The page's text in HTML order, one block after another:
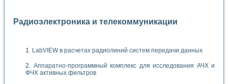
Радиоэлектроника и телекоммуникации
LabVIEW в расчетах радиолиний систем передачи данных
Аппаратно-программный комплекс для исследования АЧХ и
ФЧХ активных фильтров